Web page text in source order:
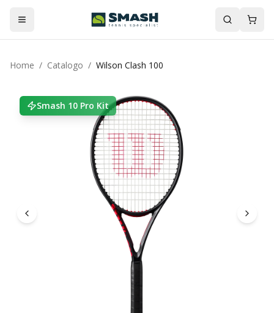
Home / Catalogo / Wilson Clash 100
Smash 10 Pro Kit